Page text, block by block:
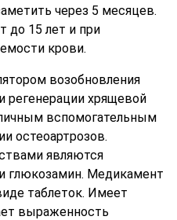
через 5 месяцев.
до 15 лет и при
крови.
возобновления
регенерации хрящевой
вспомогательным
остеоартрозов.
являются
глюкозамин. Медикамент
таблеток. Имеет
выраженность